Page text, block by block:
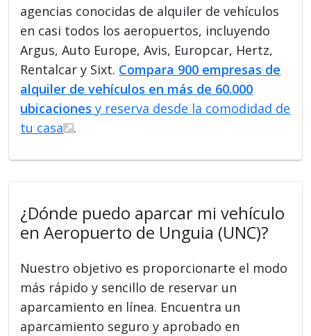
agencias conocidas de alquiler de vehículos
en casi todos los aeropuertos, incluyendo
Argus, Auto Europe, Avis, Europcar, Hertz,
Rentalcar y Sixt. Compara 900 empresas de
alquiler de vehículos en más de 60.000
ubicaciones y reserva desde la comodidad de
tu casa
.
¿Dónde puedo aparcar mi vehículo
en Aeropuerto de Unguia (UNC)?
Nuestro objetivo es proporcionarte el modo
más rápido y sencillo de reservar un
aparcamiento en línea. Encuentra un
aparcamiento seguro y aprobado en